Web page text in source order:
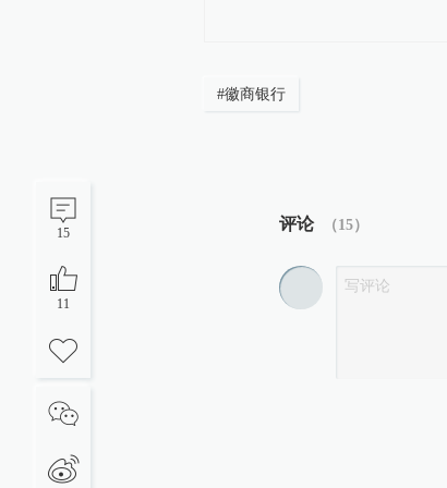
15
11
#徽商银行
评论 （15）